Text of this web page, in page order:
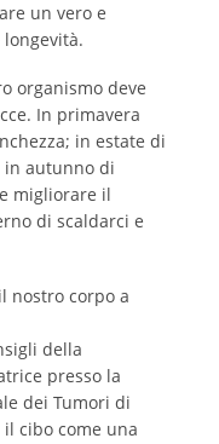
un vero e
organismo deve
In primavera
in estate di
in autunno di
migliorare il
di scaldarci e
nostro corpo a
della
presso la
dei Tumori di
cibo come una